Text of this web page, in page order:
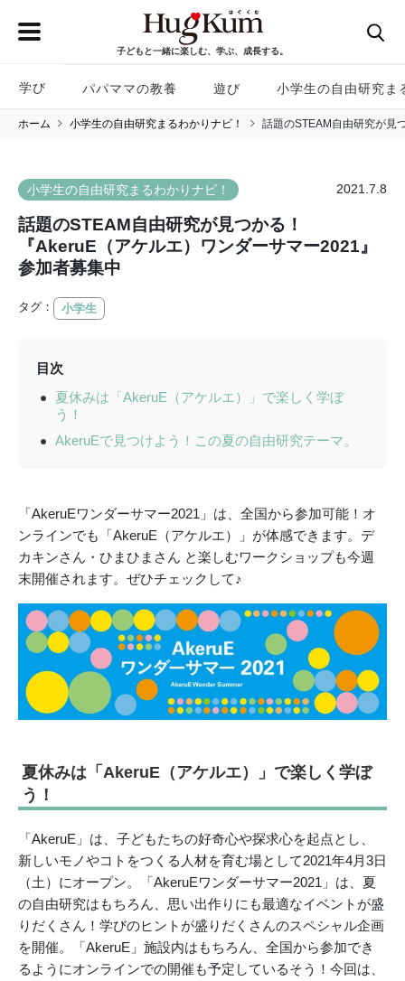
子どもと一緒に楽しむ、学ぶ、成長する。
学び パパママの教養 遊び 小学生の自由研究ま
ホーム 小学生の自由研究まるわかりナビ！ 話題のSTEAM自由研究が見
小学生の自由研究まるわかりナビ！ 2021.7.8
話題のSTEAM自由研究が見つかる！
『AkeruE（アケルエ）ワンダーサマー2021』
参加者募集中
タグ： 小学生
目次
夏休みは「AkeruE（アケルエ）」で楽しく学ぼ
う！
AkeruEで見つけよう！この夏の自由研究テーマ。
「AkeruEワンダーサマー2021」は、全国から参加可能！オ
ンラインでも「AkeruE（アケルエ）」が体感できます。デ
カキンさん・ひまひまさん と楽しむワークショップも今週
末開催されます。ぜひチェックして♪
夏休みは「AkeruE（アケルエ）」で楽しく学ぼ
う！
「AkeruE」は、子どもたちの好奇心や探求心を起点とし、
新しいモノやコトをつくる人材を育む場として2021年4月3日
（土）にオープン。「AkeruEワンダーサマー2021」は、夏
の自由研究はもちろん、思い出作りにも最適なイベントが盛
りだくさん！学びのヒントが盛りだくさんのスペシャル企画
を開催。「AkeruE」施設内はもちろん、全国から参加でき
るようにオンラインでの開催も予定しているそう！今回は、